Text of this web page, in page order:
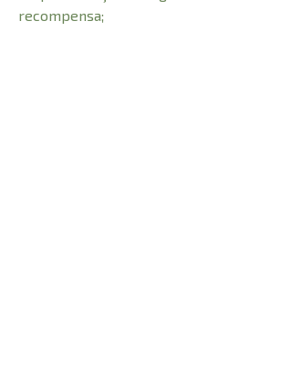
recompensa;